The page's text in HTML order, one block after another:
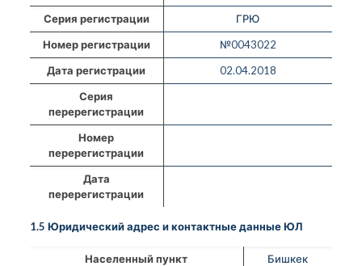
Серия регистрации
ГРЮ
Номер регистрации
№0043022
Дата регистрации
02.04.2018
Серия
перерегистрации
Номер
перерегистрации
Дата
перерегистрации
1.5 Юридический адрес и контактные данные ЮЛ
Населенный пункт
Бишкек